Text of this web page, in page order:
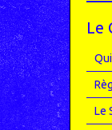
Le
Le